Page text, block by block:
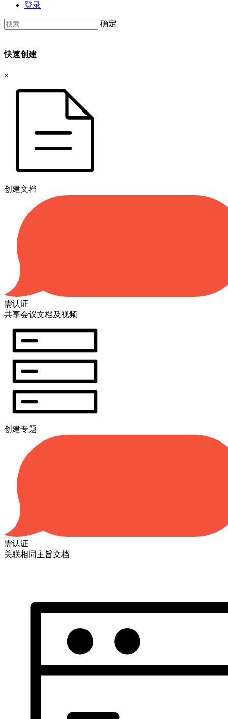
登录
确定
快速创建
×
创建文档
需认证
共享会议文档及视频
创建专题
需认证
关联相同主旨文档